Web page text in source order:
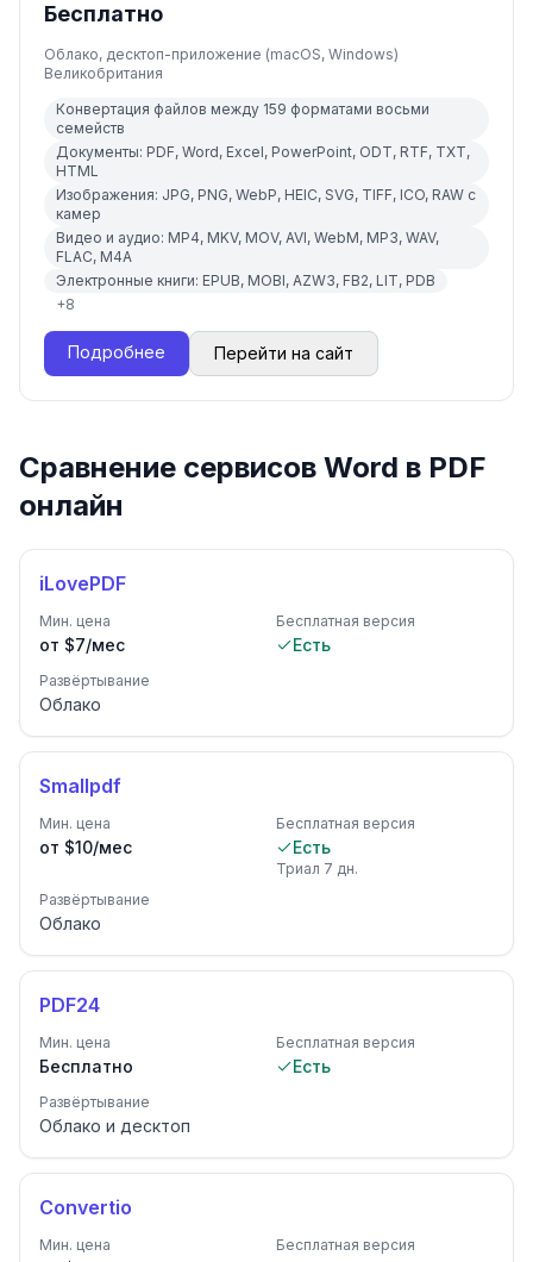
Бесплатно
Облако, десктоп-приложение (macOS, Windows)
Великобритания
Конвертация файлов между 159 форматами восьми
семейств
Документы: PDF, Word, Excel, PowerPoint, ODT, RTF, TXT,
HTML
Изображения: JPG, PNG, WebP, HEIC, SVG, TIFF, ICO, RAW с
камер
Видео и аудио: MP4, MKV, MOV, AVI, WebM, MP3, WAV,
FLAC, M4A
Электронные книги: EPUB, MOBI, AZW3, FB2, LIT, PDB
+8
Подробнее Перейти на сайт
Сравнение сервисов Word в PDF
онлайн
iLovePDF
Мин. цена
от $7/мес
Бесплатная версия
Есть
Развёртывание
Облако
Smallpdf
Мин. цена
от $10/мес
Бесплатная версия
Есть
Триал 7 дн.
Развёртывание
Облако
PDF24
Мин. цена
Бесплатно
Бесплатная версия
Есть
Развёртывание
Облако и десктоп
Convertio
Мин. цена Бесплатная версия